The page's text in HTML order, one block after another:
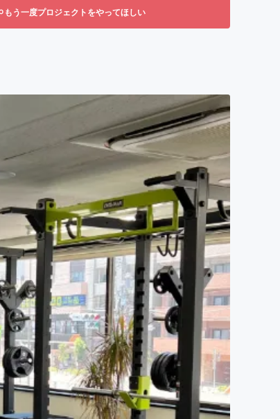
もう一度プロジェクトをやってほしい